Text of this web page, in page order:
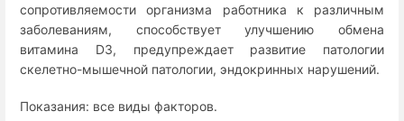
сопротивляемости организма работника к различным
заболеваниям, способствует улучшению обмена
витамина D3, предупреждает развитие патологии
скелетно-мышечной патологии, эндокринных нарушений.
Показания: все виды факторов.